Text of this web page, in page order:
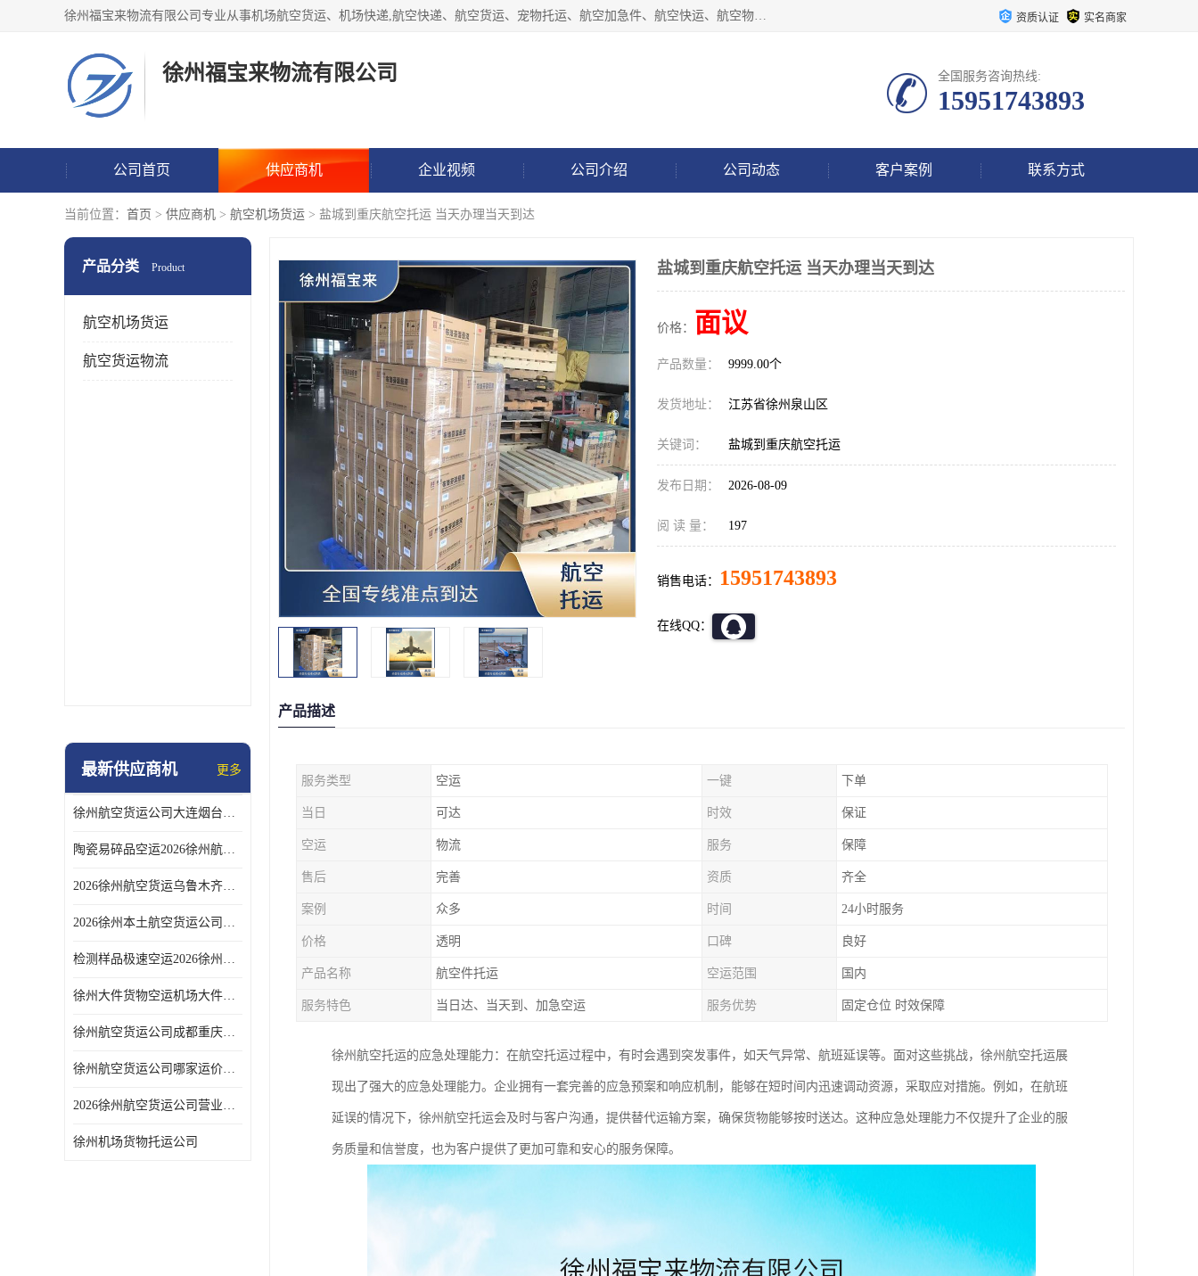
徐州福宝来物流有限公司专业从事机场航空货运、机场快递,航空快递、航空货运、宠物托运、航空加急件、航空快运、航空物流、航空托运、空运当日达等业务。 资质认证 实名商家
徐州福宝来物流有限公司 全国服务咨询热线:
15951743893
公司首页 供应商机 企业视频 公司介绍 公司动态 客户案例 联系方式
当前位置： 首页 > 供应商机 > 航空机场货运 > 盐城到重庆航空托运 当天办理当天到达
产品分类 Product
航空机场货运
航空货运物流
最新供应商机 更多
徐州航空货运公司大连烟台专线2026北方设备空运方案
陶瓷易碎品空运2026徐州航空货运加固包装货运服务
2026徐州航空货运乌鲁木齐专线西北大件稳定舱位空运
2026徐州本土航空货运公司不含中介直对接机场货运站
检测样品极速空运2026徐州航空货运实验室快件运输
徐州大件货物空运机场大件航空托运公司
徐州航空货运公司成都重庆专线2026西南急件次日达方案
徐州航空货运公司哪家运价低？2026多家服务商报价对比
2026徐州航空货运公司营业时间观音机场货运站办理时间
徐州机场货物托运公司
盐城到重庆航空托运 当天办理当天到达
价格： 面议
产品数量： 9999.00个
发货地址： 江苏省徐州泉山区
关键词： 盐城到重庆航空托运
发布日期： 2026-08-09
阅 读 量： 197
销售电话： 15951743893
在线QQ：
产品描述
服务类型 空运 一键 下单
当日 可达 时效 保证
空运 物流 服务 保障
售后 完善 资质 齐全
案例 众多 时间 24小时服务
价格 透明 口碑 良好
产品名称 航空件托运 空运范围 国内
服务特色 当日达、当天到、加急空运 服务优势 固定仓位 时效保障
徐州航空托运的应急处理能力：在航空托运过程中，有时会遇到突发事件，如天气异常、航班延误等。面对这些挑战，徐州航空托运展
现出了强大的应急处理能力。企业拥有一套完善的应急预案和响应机制，能够在短时间内迅速调动资源，采取应对措施。例如，在航班
延误的情况下，徐州航空托运会及时与客户沟通，提供替代运输方案，确保货物能够按时送达。这种应急处理能力不仅提升了企业的服
务质量和信誉度，也为客户提供了更加可靠和安心的服务保障。